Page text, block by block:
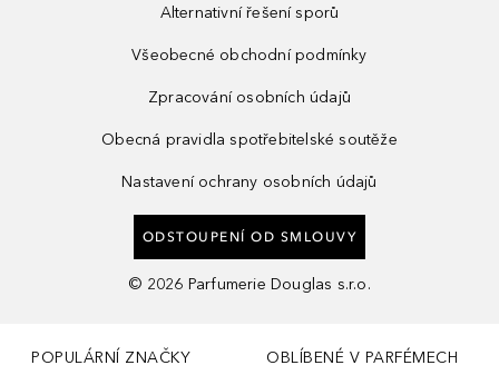
Alternativní řešení sporů
Všeobecné obchodní podmínky
Zpracování osobních údajů
Obecná pravidla spotřebitelské soutěže
Nastavení ochrany osobních údajů
ODSTOUPENÍ OD SMLOUVY
© 2026 Parfumerie Douglas s.r.o.
POPULÁRNÍ ZNAČKY OBLÍBENÉ V PARFÉMECH